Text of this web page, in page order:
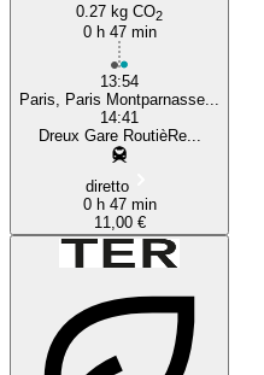
0.27 kg CO2
0 h 47 min
13:54
Paris, Paris Montparnasse...
14:41
Dreux Gare RoutièRe...
diretto
0 h 47 min
11,00 €